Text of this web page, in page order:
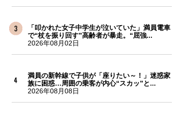
「叩かれた女子中学生が泣いていた」満員電車
で“杖を振り回す”高齢者が暴走。“屈強...
2026年08月02日
満員の新幹線で子供が「座りたい～！」迷惑家
族に困惑…周囲の乗客が内心“スカッ”と...
2026年08月08日